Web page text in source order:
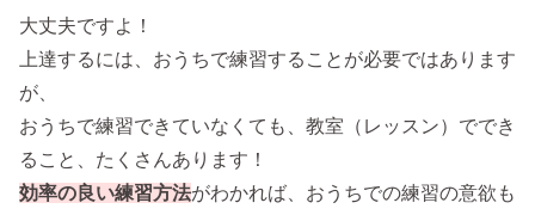
大丈夫ですよ！
上達するには、おうちで練習することが必要ではあります
が、
おうちで練習できていなくても、教室（レッスン）ででき
ること、たくさんあります！
効率の良い練習方法がわかれば、おうちでの練習の意欲も